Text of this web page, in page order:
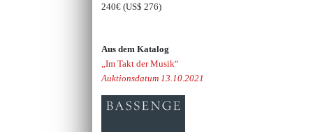
240€(US$ 276)
Aus dem Katalog
„Im Takt der Musik“
Auktionsdatum 13.10.2021